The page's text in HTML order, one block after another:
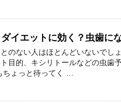
イエットに効く？虫歯に
のない人はほとんどいないでし
目的、キシリトールなどの虫歯
ちょっと待ってく …